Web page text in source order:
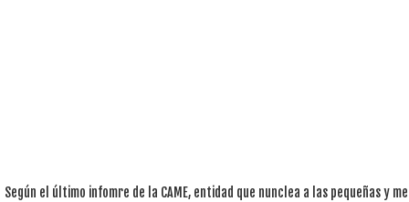
Según el último infomre de la CAME, entidad que nunclea a las pequeñas y